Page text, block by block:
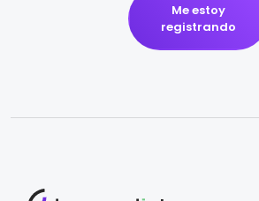
Me estoy
registrando